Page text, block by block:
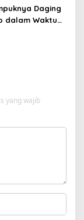
Daging
dalam Waktu
yang wajib